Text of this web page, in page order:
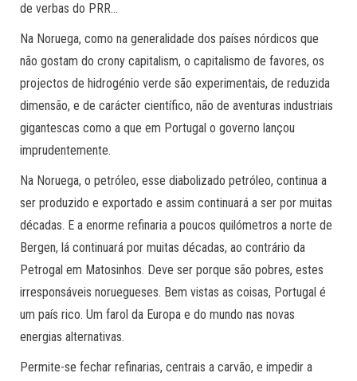
de verbas do PRR…
Na Noruega, como na generalidade dos países nórdicos que
não gostam do crony capitalism, o capitalismo de favores, os
projectos de hidrogénio verde são experimentais, de reduzida
dimensão, e de carácter científico, não de aventuras industriais
gigantescas como a que em Portugal o governo lançou
imprudentemente.
Na Noruega, o petróleo, esse diabolizado petróleo, continua a
ser produzido e exportado e assim continuará a ser por muitas
décadas. E a enorme refinaria a poucos quilómetros a norte de
Bergen, lá continuará por muitas décadas, ao contrário da
Petrogal em Matosinhos. Deve ser porque são pobres, estes
irresponsáveis noruegueses. Bem vistas as coisas, Portugal é
um país rico. Um farol da Europa e do mundo nas novas
energias alternativas.
Permite-se fechar refinarias, centrais a carvão, e impedir a